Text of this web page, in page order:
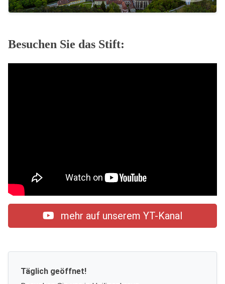
Besuchen Sie das Stift:
mehr auf unserem YT-Kanal
Täglich geöffnet!